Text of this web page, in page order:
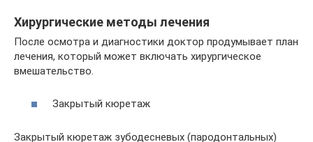
Хирургические методы лечения
После осмотра и диагностики доктор продумывает план
лечения, который может включать хирургическое
вмешательство.
Закрытый кюретаж
Закрытый кюретаж зубодесневых (пародонтальных)